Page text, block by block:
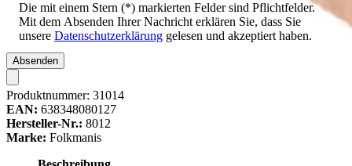
Die mit einem Stern (*) markierten Felder sind Pflichtfelder.
Mit dem Absenden Ihrer Nachricht erklären Sie, dass Sie
unsere Datenschutzerklärung gelesen und akzeptiert haben.
Absenden
Produktnummer: 31014
EAN: 638348080127
Hersteller-Nr.: 8012
Marke: Folkmanis